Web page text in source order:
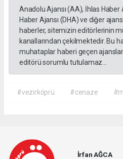
Anadolu Ajansı (AA), İhlas Haber
Haber Ajansı (DHA) ve diğer
haberler, sitemizin editörlerinin
kanallarından çekilmektedir. Bu
muhataplar haberi geçen
editörü sorumlu tutulamaz...
#vezirköprü #cenaze
İrfan AĞCA